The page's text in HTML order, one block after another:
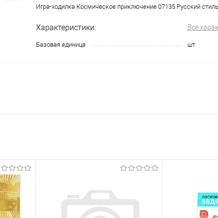
Игра-ходилка Космическое приключение 07135 Русский стиль
Характеристики: Все
Базовая единица шт